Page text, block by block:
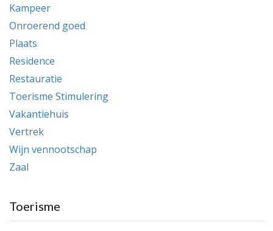
Kampeer
Onroerend goed
Plaats
Residence
Restauratie
Toerisme Stimulering
Vakantiehuis
Vertrek
Wijn vennootschap
Zaal
Toerisme